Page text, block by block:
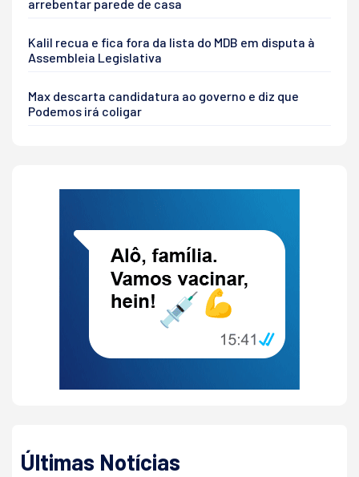
arrebentar parede de casa
Kalil recua e fica fora da lista do MDB em disputa à
Assembleia Legislativa
Max descarta candidatura ao governo e diz que
Podemos irá coligar
Últimas Notícias